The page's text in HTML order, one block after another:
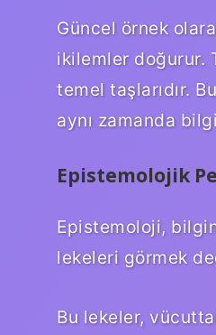
Güncel örnek
ikilemler doğurur.
temel taşlarıdır.
aynı zamanda
Epistemolojik
Epistemoloji,
lekeleri görmek
Bu lekeler,